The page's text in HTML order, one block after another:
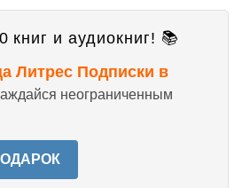
книг и аудиокниг! 📚
Литрес Подписки в
неограниченным